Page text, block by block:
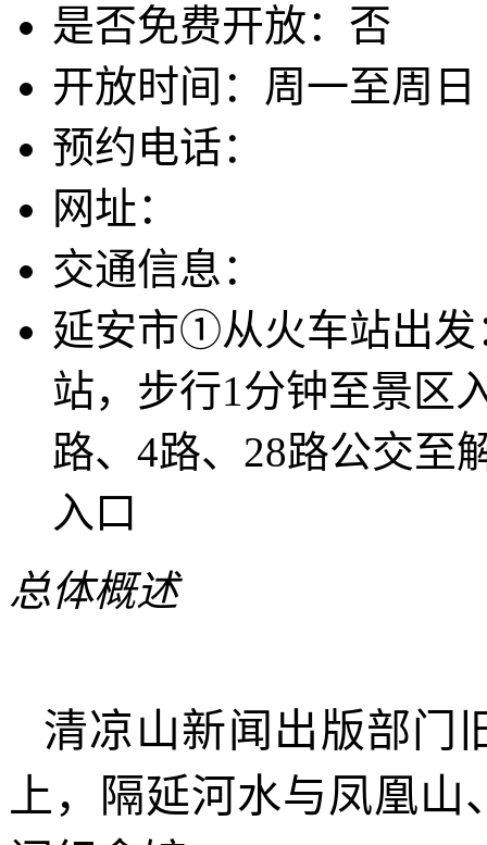
是否免费开放：否
开放时间：周一至周日
预约电话：
网址：
交通信息：
延安市①从火车站出发
站，步行1分钟至景
路、4路、28路公交至
入口
总体概述
清凉山新闻出版部门
上，隔延河水与凤凰